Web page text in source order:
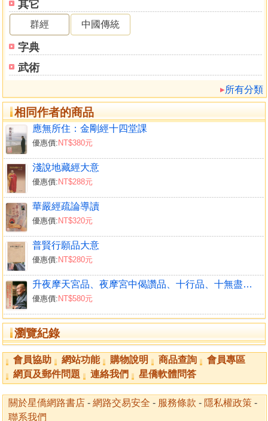
其它
群經 中國傳統
字典
武術
所有分類
相同作者的商品
應無所住：金剛經十四堂課
優惠價: NT$380元
淺說地藏經大意
優惠價: NT$288元
華嚴經疏論導讀
優惠價: NT$320元
普賢行願品大意
優惠價: NT$280元
升夜摩天宮品、夜摩宮中偈讚品、十行品、十無盡藏品
優惠價: NT$580元
瀏覽紀錄
會員協助 網站功能 購物說明 商品查詢
會員專區
網頁及郵件問題
連絡我們 星僑軟體問答
關於星僑網路書店 - 網路交易安全 - 服務條款 - 隱私權政策 -
聯系我們